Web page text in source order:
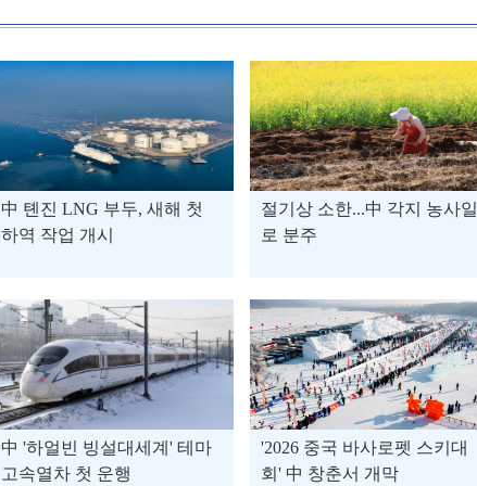
中 톈진 LNG 부두, 새해 첫
하역 작업 개시
절기상 소한...中 각지 농사일
로 분주
中 '하얼빈 빙설대세계' 테마
고속열차 첫 운행
'2026 중국 바사로펫 스키대
회' 中 창춘서 개막